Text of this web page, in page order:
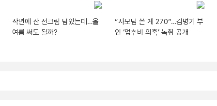
작년에 산 선크림 남았는데…올
여름 써도 될까?
“사모님 쓴 게 270”…김병기 부
인 ‘업추비 의혹’ 녹취 공개